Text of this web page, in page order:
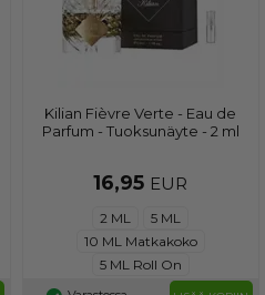
Kilian Fièvre Verte - Eau de
Parfum - Tuoksunäyte - 2 ml
16,95 EUR
2 ML
5 ML
10 ML Matkakoko
5 ML Roll On